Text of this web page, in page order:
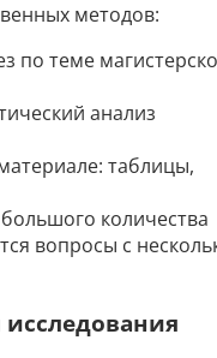
методов:
по теме
анализ
таблицы,
количества
вопросы с